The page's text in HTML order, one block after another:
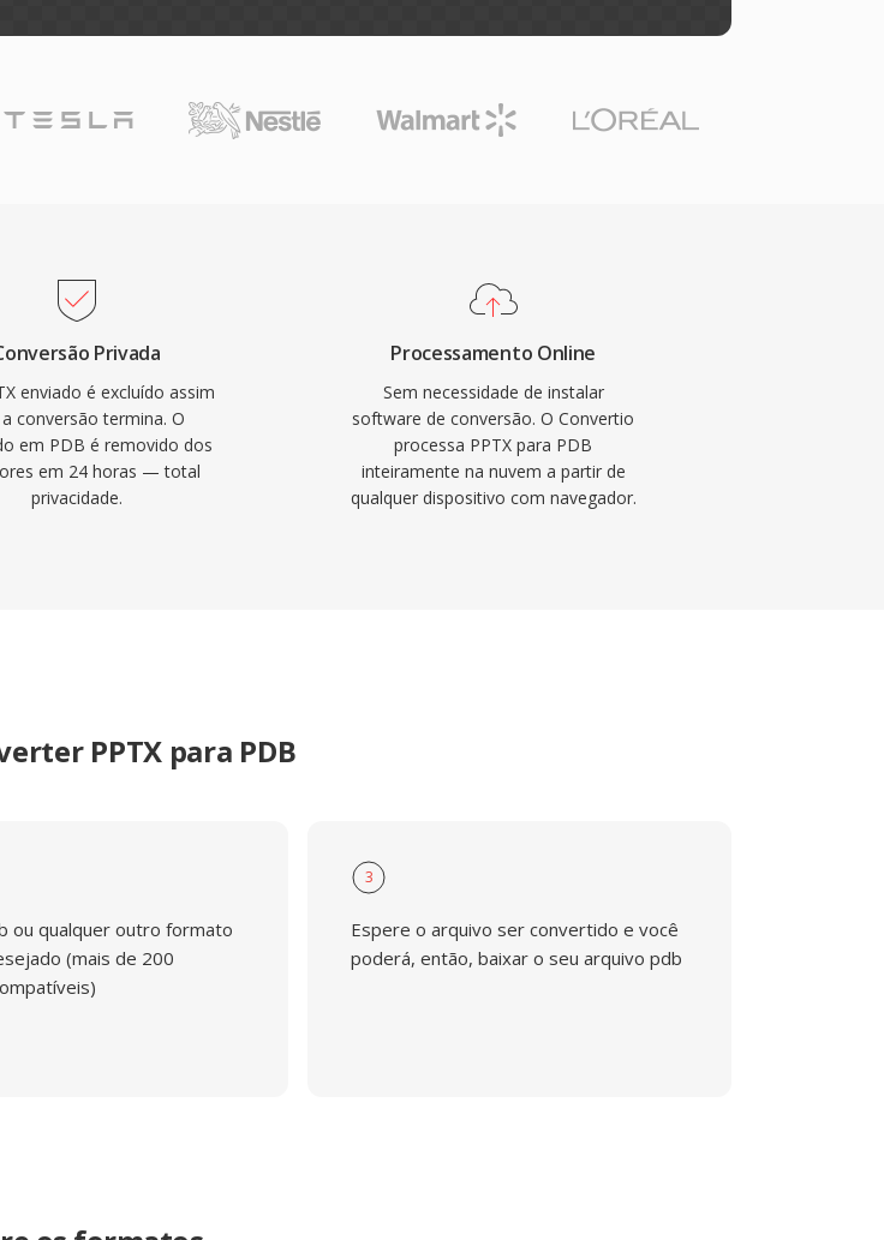
Privada
enviado é excluído assim
conversão termina. O
em PDB é removido dos
em 24 horas — total
privacidade.
Processamento Online
Sem necessidade de instalar
software de conversão. O Convertio
processa PPTX para PDB
inteiramente na nuvem a partir de
qualquer dispositivo com navegador.
PPTX para PDB
ou qualquer outro formato
(mais de 200
3
Espere o arquivo ser convertido e você
poderá, então, baixar o seu arquivo pdb